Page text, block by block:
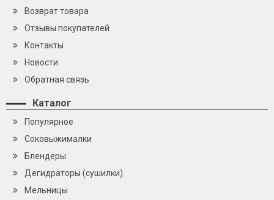
Возврат товара
Отзывы покупателей
Контакты
Новости
Обратная связь
Каталог
Популярное
Cоковыжималки
Блендеры
Дегидраторы (сушилки)
Мельницы